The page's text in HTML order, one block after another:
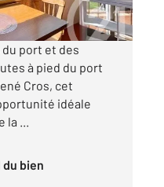
du port et des
à pied du port
Cros, cet
idéale
...
du bien